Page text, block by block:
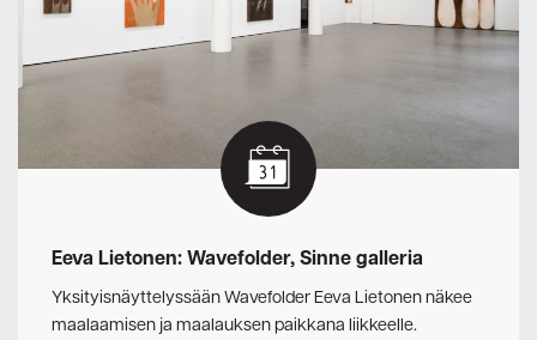
Eeva Lietonen: Wavefolder, Sinne galleria
Yksityisnäyttelyssään Wavefolder Eeva Lietonen näkee
maalaamisen ja maalauksen paikkana liikkeelle.